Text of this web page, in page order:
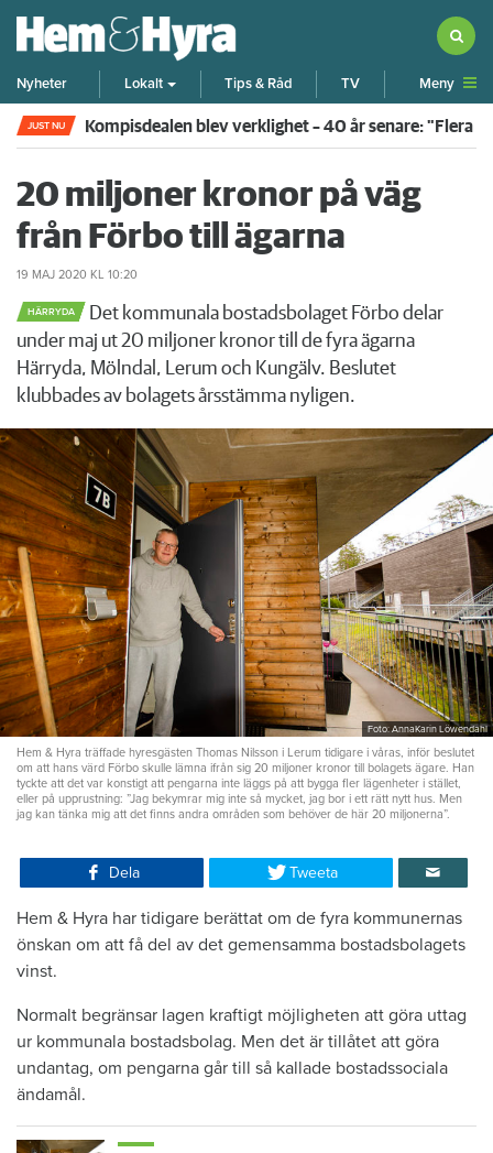
Nyheter Lokalt Tips & Råd TV Meny
JUST NU Kompisdealen blev verklighet – 40 år senare: "Flera
20 miljoner kronor på väg
från Förbo till ägarna
19 MAJ 2020 KL 10:20
HÄRRYDA
Det kommunala bostadsbolaget Förbo delar
under maj ut 20 miljoner kronor till de fyra ägarna
Härryda, Mölndal, Lerum och Kungälv. Beslutet
klubbades av bolagets årsstämma nyligen.
Foto: AnnaKarin Löwendahl
Hem & Hyra träffade hyresgästen Thomas Nilsson i Lerum tidigare i våras, inför beslutet
om att hans värd Förbo skulle lämna ifrån sig 20 miljoner kronor till bolagets ägare. Han
tyckte att det var konstigt att pengarna inte läggs på att bygga fler lägenheter i stället,
eller på upprustning: ”Jag bekymrar mig inte så mycket, jag bor i ett rätt nytt hus. Men
jag kan tänka mig att det finns andra områden som behöver de här 20 miljonerna”.
Dela Tweeta
Hem & Hyra har tidigare berättat om de fyra kommunernas
önskan om att få del av det gemensamma bostadsbolagets
vinst.
Normalt begränsar lagen kraftigt möjligheten att göra uttag
ur kommunala bostadsbolag. Men det är tillåtet att göra
undantag, om pengarna går till så kallade bostadssociala
ändamål.